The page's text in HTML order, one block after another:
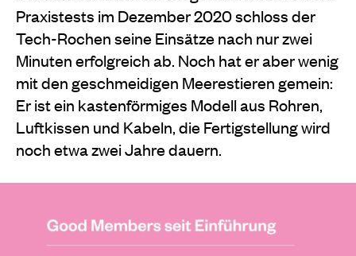
Praxistests im Dezember 2020 schloss der
Tech-Rochen seine Einsätze nach nur zwei
Minuten erfolgreich ab. Noch hat er aber wenig
mit den geschmeidigen Meerestieren gemein:
Er ist ein kastenförmiges Modell aus Rohren,
Luftkissen und Kabeln, die Fertigstellung wird
noch etwa zwei Jahre dauern.